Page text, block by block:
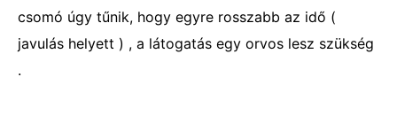
csomó úgy tűnik, hogy egyre rosszabb az idő (
javulás helyett ) , a látogatás egy orvos lesz szükség
.